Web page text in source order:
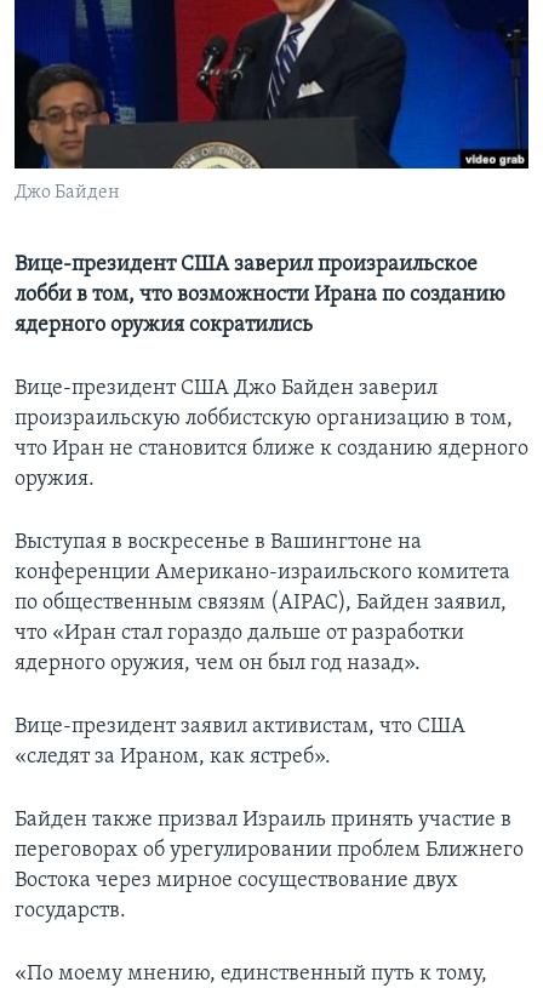
Learning English
СОЦИАЛЬНЫЕ СЕТИ
Джо Байден
Вице-президент США заверил произраильское
лобби в том, что возможности Ирана по созданию
ядерного оружия сократились
Вице-президент США Джо Байден заверил
произраильскую лоббистскую организацию в том,
что Иран не становится ближе к созданию ядерного
оружия.
Выступая в воскресенье в Вашингтоне на
конференции Американо-израильского комитета
по общественным связям (AIPAC), Байден заявил,
что «Иран стал гораздо дальше от разработки
ядерного оружия, чем он был год назад».
Вице-президент заявил активистам, что США
«следят за Ираном, как ястреб».
Байден также призвал Израиль принять участие в
переговорах об урегулировании проблем Ближнего
Востока через мирное сосуществование двух
государств.
«По моему мнению, единственный путь к тому,